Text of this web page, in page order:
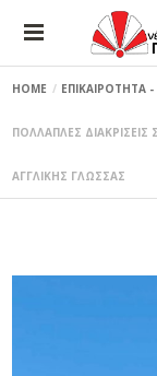
HOME ΕΠΙΚΑΙΡΟΤΗΤΑ
ΠΟΛΛΑΠΛΕΣ
ΑΓΓΛΙΚΗΣ ΓΛΩΣΣΑΣ